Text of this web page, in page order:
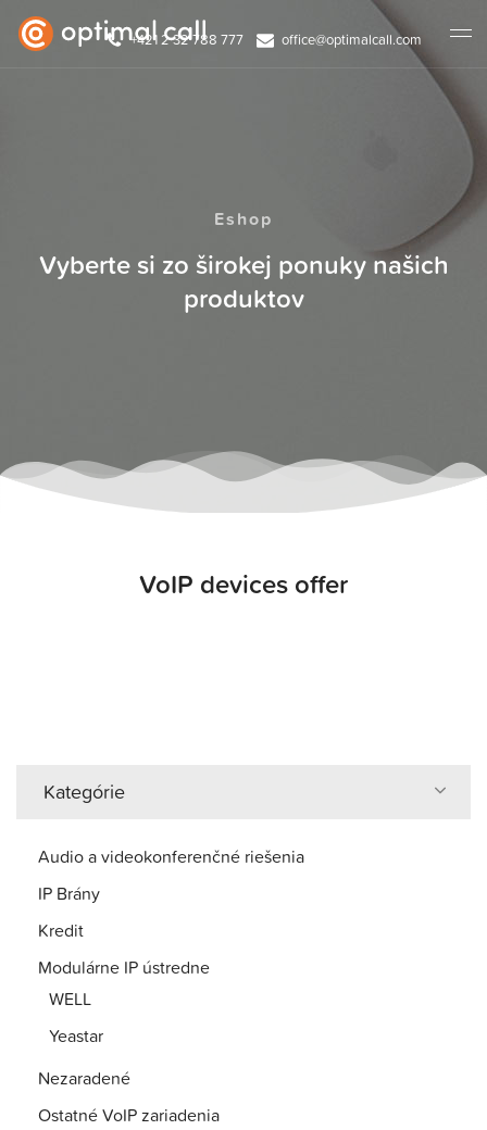
+421 2 32 788 777 office@optimalcall.com
Eshop
Vyberte si zo širokej ponuky našich
produktov
VoIP devices offer
Kategórie
Audio a videokonferenčné riešenia
IP Brány
Kredit
Modulárne IP ústredne
WELL
Yeastar
Nezaradené
Ostatné VoIP zariadenia